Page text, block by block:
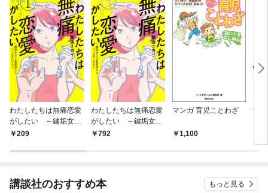
わたしたちは無痛恋愛
がしたい ～鍵垢女子
と星屑男子とフェミお
（１）
209
わたしたちは無痛恋愛
がしたい ～鍵垢女子
と星屑男子とフェミお
792
マンガ 育児ことわざ
1,100
女
講談社のおすすめ本 もっと見る